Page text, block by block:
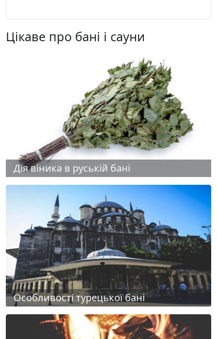
Цікаве про бані і сауни
Дія віника в руській бані
Особливості турецької бані